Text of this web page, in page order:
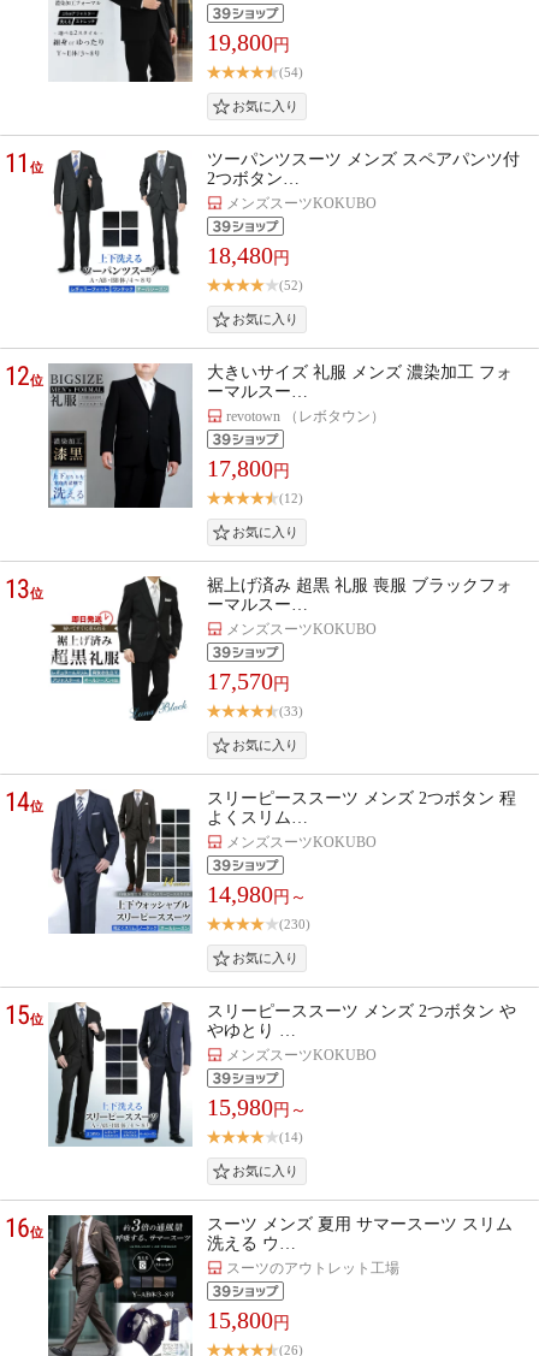
19,800円
(54)
11位
ツーパンツスーツ メンズ スペアパンツ付
2つボタン…
メンズスーツKOKUBO
18,480円
(52)
12位
大きいサイズ 礼服 メンズ 濃染加工 フォ
ーマルスー…
revotown （レボタウン）
17,800円
(12)
13位
裾上げ済み 超黒 礼服 喪服 ブラックフォ
ーマルスー…
メンズスーツKOKUBO
17,570円
(33)
14位
スリーピーススーツ メンズ 2つボタン 程
よくスリム…
メンズスーツKOKUBO
14,980円～
(230)
15位
スリーピーススーツ メンズ 2つボタン や
やゆとり …
メンズスーツKOKUBO
15,980円～
(14)
16位
スーツ メンズ 夏用 サマースーツ スリム
洗える ウ…
スーツのアウトレット工場
15,800円
(26)